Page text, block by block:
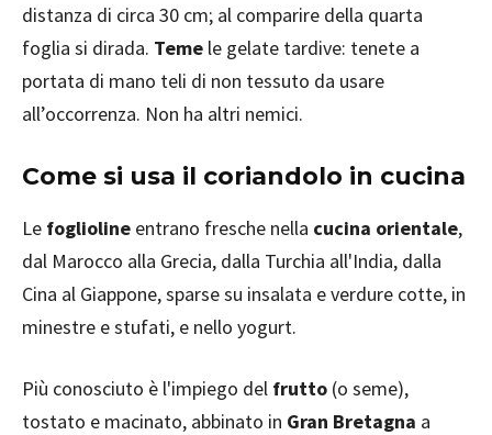
distanza di circa 30 cm; al comparire della quarta
foglia si dirada. Teme le gelate tardive: tenete a
portata di mano teli di non tessuto da usare
all’occorrenza. Non ha altri nemici.
Come si usa il coriandolo in cucina
Le foglioline entrano fresche nella cucina orientale,
dal Marocco alla Grecia, dalla Turchia all'India, dalla
Cina al Giappone, sparse su insalata e verdure cotte, in
minestre e stufati, e nello yogurt.
Più conosciuto è l'impiego del frutto (o seme),
tostato e macinato, abbinato in Gran Bretagna a